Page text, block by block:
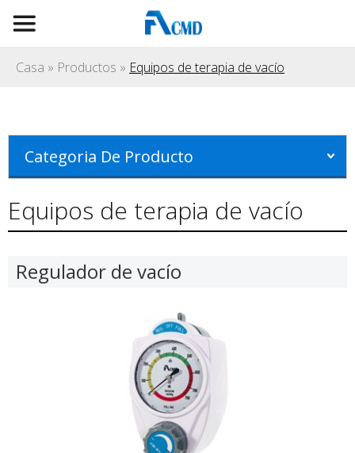
Casa » Productos » Equipos de terapia de vacío
Categoria De Producto
Equipos de terapia de vacío
Regulador de vacío